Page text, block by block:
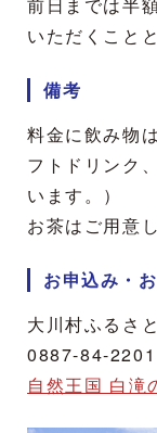
いただくこと
備考
料金に飲み物
フトドリンク
います。）
お茶はご用意
お申込み・
大川村ふるさ
0887-84-2201
自然王国 白滝